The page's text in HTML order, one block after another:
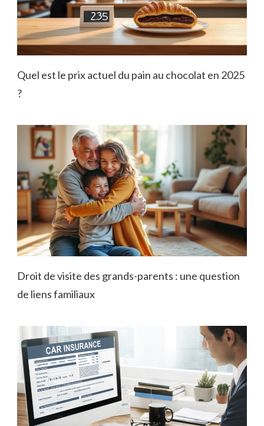
Quel est le prix actuel du pain au chocolat en 2025
?
Droit de visite des grands-parents : une question
de liens familiaux